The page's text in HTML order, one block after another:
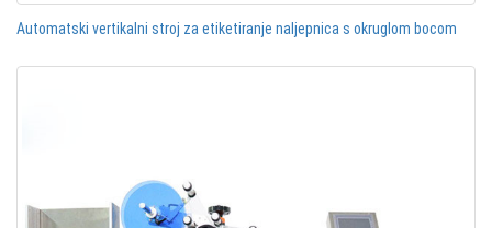
Automatski vertikalni stroj za etiketiranje naljepnica s okruglom bocom